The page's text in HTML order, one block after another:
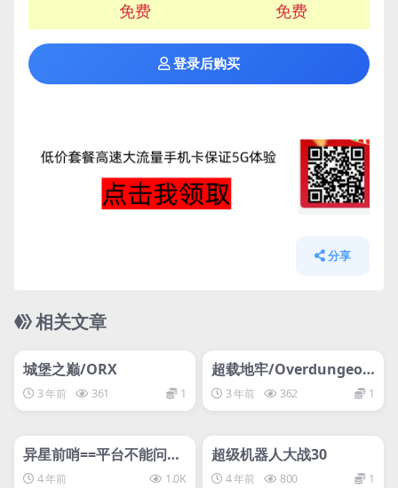
免费 免费
登录后购买
分享
相关文章
城堡之巅/ORX
3 年前 361 1
超载地牢/Overdungeon
离线3 年前 362 1
svip专属
异星前哨==平台不能问，
回答没有能搜到都能玩
4 年前 1.0K
超级机器人大战30
4 年前 800 1